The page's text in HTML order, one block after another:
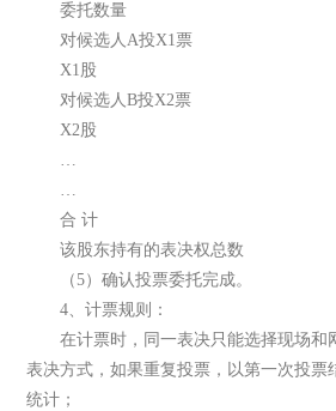
委托数量
对候选人A投X1票
X1股
对候选人B投X2票
X2股
…
…
合 计
该股东持有的表决权总数
（5）确认投票委托完成。
4、计票规则：
在计票时，同一表决只能选择现场和
表决方式，如果重复投票，以第一次投票
统计；